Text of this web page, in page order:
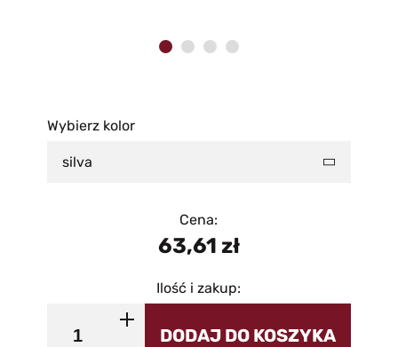
Cena:
63,61 zł
Wybierz kolor
silva
Ilość i zakup:
DODAJ DO KOSZYKA